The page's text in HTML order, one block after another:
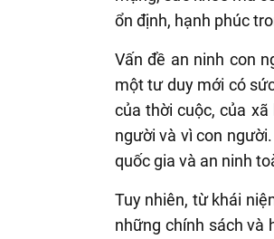
ổn định, hạnh phúc
Vấn đề an ninh con
một tư duy mới có
của thời cuộc, của
người và vì con
quốc gia và an ninh
Tuy nhiên, từ khái
những chính sách và